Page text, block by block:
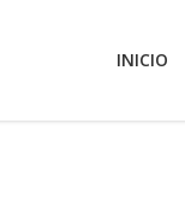
INICIO